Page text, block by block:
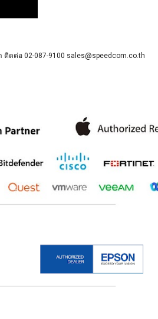
ติดต่อ 02-087-9100 sales@speedcom.co.th